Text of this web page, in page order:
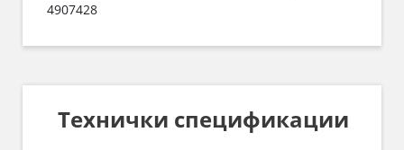
4907428
Технички спецификации